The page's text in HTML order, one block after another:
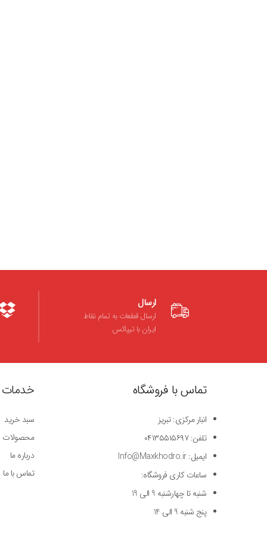
ارسال
ارسال قطعات به تمام نقاط
ایران با تیپاکس
خدمات
سبد خرید
محصولات
درباره ما
تماس با ما
تماس با فروشگاه
انبار مرکزی: تبریز
تلفن: ۰۴۱۳۵۵۱۵۶۹۷
ایمیل: Info@Maxkhodro.ir
ساعات کاری فروشگاه:
شنبه تا چهارشنبه 9 الی 19
پنج شنبه 9 الی 14